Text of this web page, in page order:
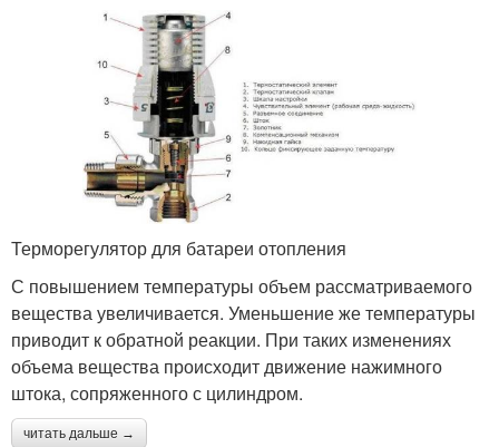
Терморегулятор для батареи отопления
С повышением температуры объем рассматриваемого
вещества увеличивается. Уменьшение же температуры
приводит к обратной реакции. При таких изменениях
объема вещества происходит движение нажимного
штока, сопряженного с цилиндром.
читать дальше →